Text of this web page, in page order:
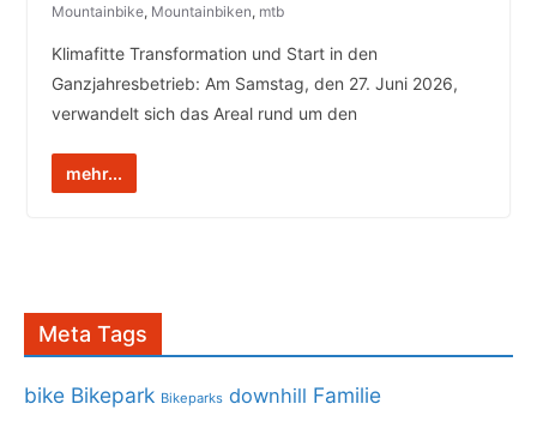
Mountainbike, Mountainbiken, mtb
Klimafitte Transformation und Start in den
Ganzjahresbetrieb: Am Samstag, den 27. Juni 2026,
verwandelt sich das Areal rund um den
mehr...
Meta Tags
bike Bikepark Bikeparks downhill Familie